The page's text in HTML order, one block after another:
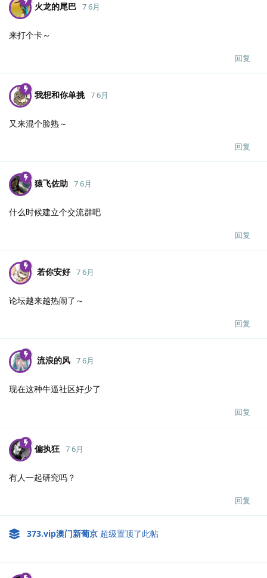
火龙的尾巴 7 6月
来打个卡～
回复
我想和你单挑 7 6月
又来混个脸熟～
回复
猿飞佐助 7 6月
什么时候建立个交流群吧
回复
若你安好 7 6月
论坛越来越热闹了～
回复
流浪的风 7 6月
现在这种牛逼社区好少了
回复
偏执狂 7 6月
有人一起研究吗？
回复
373.​vip澳门新葡京 超级置顶了此帖